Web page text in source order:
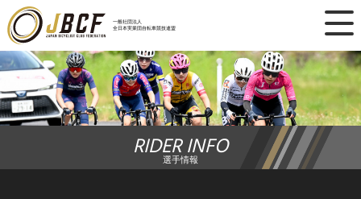
一般社団法人
全日本実業団自転車競技連盟
×
ニュース
レース日程
ランキング
RIDER INFO
選手情報